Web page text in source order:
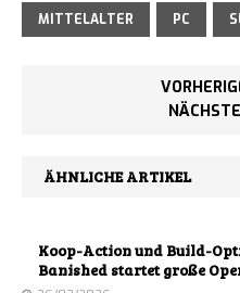
MITTELALTER PC
ÄHNLICHE ARTIKEL
Koop-Action und Build-
Banished startet große